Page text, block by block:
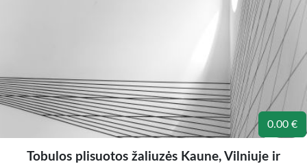
0.00 €
Tobulos plisuotos žaliuzės Kaune, Vilniuje ir